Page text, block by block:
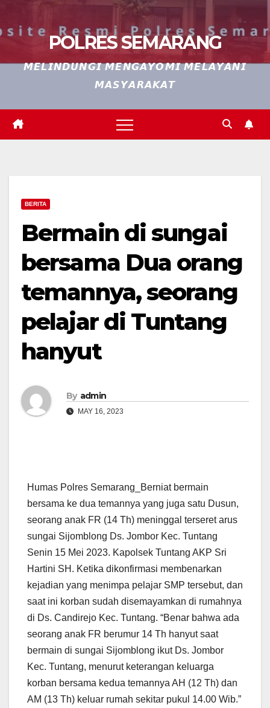
POLRES SEMARANG
𝙈𝙀𝙇𝙄𝙉𝘿𝙐𝙉𝙂𝙄 𝙈𝙀𝙉𝙂𝘼𝙔𝙊𝙈𝙄 𝙈𝙀𝙇𝘼𝙔𝘼𝙉𝙄
𝙈𝘼𝙎𝙔𝘼𝙍𝘼𝙆𝘼𝙏
BERITA
Bermain di sungai
bersama Dua orang
temannya, seorang
pelajar di Tuntang
hanyut
By admin
MAY 16, 2023
Humas Polres Semarang_Berniat bermain
bersama ke dua temannya yang juga satu Dusun,
seorang anak FR (14 Th) meninggal terseret arus
sungai Sijomblong Ds. Jombor Kec. Tuntang
Senin 15 Mei 2023. Kapolsek Tuntang AKP Sri
Hartini SH. Ketika dikonfirmasi membenarkan
kejadian yang menimpa pelajar SMP tersebut, dan
saat ini korban sudah disemayamkan di rumahnya
di Ds. Candirejo Kec. Tuntang. “Benar bahwa ada
seorang anak FR berumur 14 Th hanyut saat
bermain di sungai Sijomblong ikut Ds. Jombor
Kec. Tuntang, menurut keterangan keluarga
korban bersama kedua temannya AH (12 Th) dan
AM (13 Th) keluar rumah sekitar pukul 14.00 Wib.”